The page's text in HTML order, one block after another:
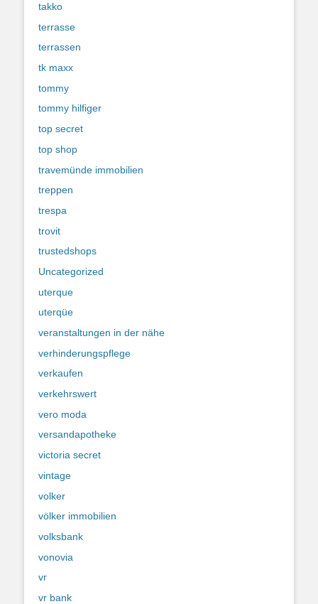
takko
terrasse
terrassen
tk maxx
tommy
tommy hilfiger
top secret
top shop
travemünde immobilien
treppen
trespa
trovit
trustedshops
Uncategorized
uterque
uterqüe
veranstaltungen in der nähe
verhinderungspflege
verkaufen
verkehrswert
vero moda
versandapotheke
victoria secret
vintage
volker
völker immobilien
volksbank
vonovia
vr
vr bank